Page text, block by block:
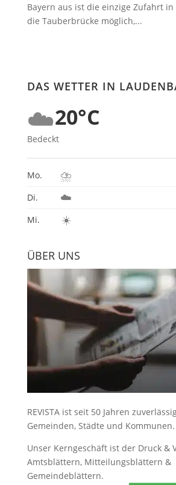
Bayern aus ist die einzige Zufahrt
die Tauberbrücke möglich,...
DAS WETTER IN
☁️20°C
Bedeckt
Mo. ⛈️
Di.
☁️
Mi.
☀️
ÜBER UNS
REVISTA ist seit 50 Jahren
Gemeinden, Städte und Kommunen.
Unser Kerngeschäft ist der Druck &
Amtsblättern, Mitteilungsblättern &
Gemeindeblättern.